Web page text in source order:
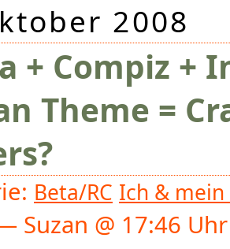
2008
+ Compiz +
Theme =
Beta/RC Ich &
Suzan @ 17:46 Uhr